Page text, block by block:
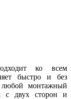
ко всем
быстро и без
любой монтажный
с двух сторон и